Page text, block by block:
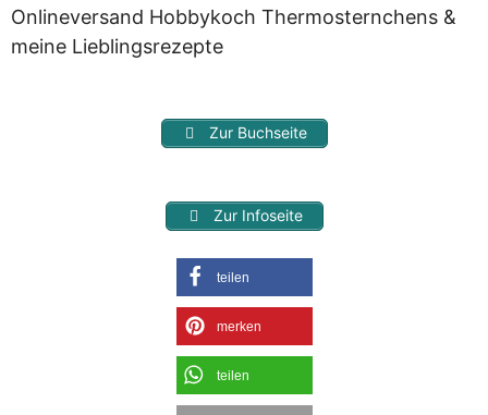
Onlineversand Hobbykoch Thermosternchens &
meine Lieblingsrezepte
Zur Buchseite
Zur Infoseite
teilen
merken
teilen